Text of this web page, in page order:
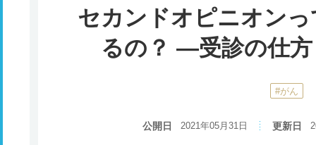
セカンドオピニオン
るの？ ―受診の仕
#がん
公開日 2021年05月31日 更新日